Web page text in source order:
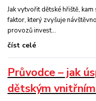
Jak vytvořit dětské hřiště,
faktor, který zvyšuje
provozů invest...
číst celé
Průvodce – jak
dětským